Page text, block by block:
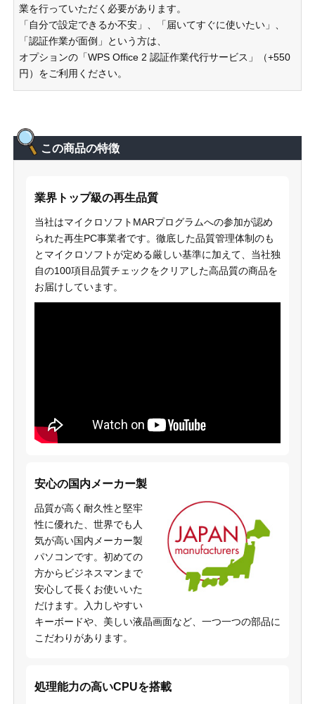
業を行っていただく必要があります。
「自分で設定できるか不安」、「届いてすぐに使いたい」、
「認証作業が面倒」という方は、
オプションの「WPS Office 2 認証作業代行サービス」（+550
円）をご利用ください。
この商品の特徴
業界トップ級の再生品質
当社はマイクロソフトMARプログラムへの参加が認め
られた再生PC事業者です。徹底した品質管理体制のも
とマイクロソフトが定める厳しい基準に加えて、当社独
自の100項目品質チェックをクリアした高品質の商品を
お届けしています。
安心の国内メーカー製
品質が高く耐久性と堅牢
性に優れた、世界でも人
気が高い国内メーカー製
パソコンです。初めての
方からビジネスマンまで
安心して長くお使いいた
だけます。入力しやすい
キーボードや、美しい液晶画面など、一つ一つの部品に
こだわりがあります。
処理能力の高いCPUを搭載